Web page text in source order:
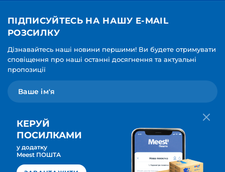
ПІДПИСУЙТЕСЬ НА НАШУ E-MAIL
РОЗСИЛКУ
Дізнавайтесь наші новини першими! Ви будете отримувати
сповіщення про наші останні досягнення та актуальні
пропозиції
Мова для вашої розсилки
Українська
ПІДПИСАТИСЯ
КЕРУЙ
ПОСИЛКАМИ
у додатку
Meest ПОШТА